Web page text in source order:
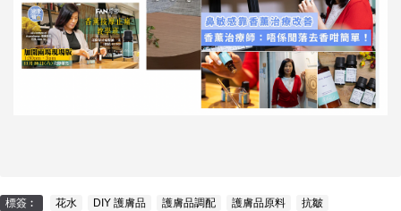
標簽︰ 花水 DIY 護膚品 護膚品調配 護膚品原料 抗皺